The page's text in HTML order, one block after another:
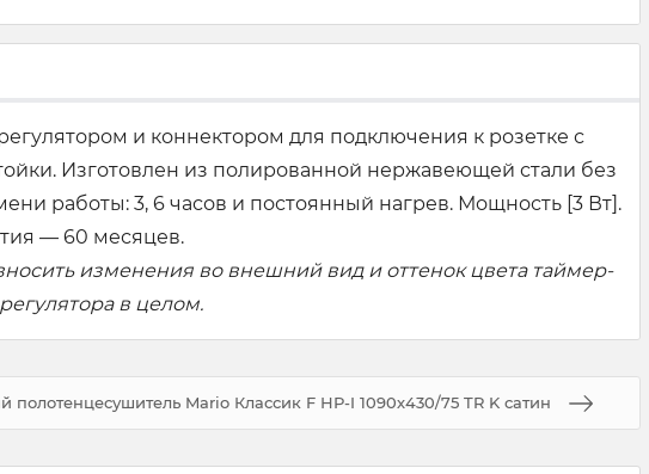
и коннектором для подключения к розетке с
Изготовлен из полированной нержавеющей стали без
работы: 3, 6 часов и постоянный нагрев. Мощность [3 Вт].
— 60 месяцев.
изменения во внешний вид и оттенок цвета таймер-
в целом.
полотенцесушитель Mario Классик F НР-I 1090х430/75 TR K сатин